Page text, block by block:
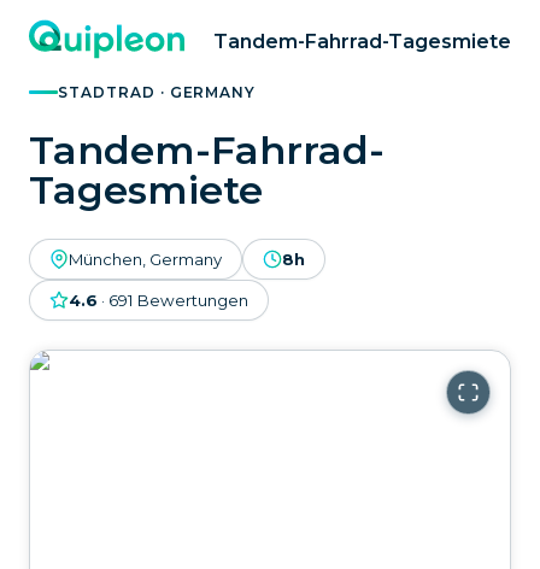
Tandem-Fahrrad-Tagesmiete
STADTRAD · GERMANY
Tandem-Fahrrad-
Tagesmiete
München, Germany 8h
4.6 · 691 Bewertungen